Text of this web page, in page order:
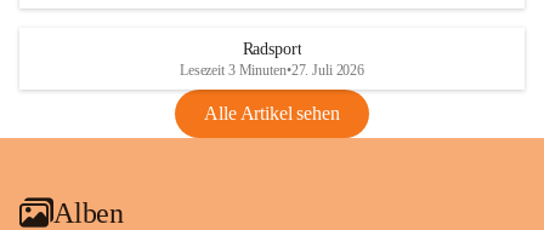
1 Seite•1,4 MB
VBl. EU Nr. 18_2026
Radsport
Lesezeit 3 Minuten•27. Juli 2026
Alle Artikel sehen
Alben